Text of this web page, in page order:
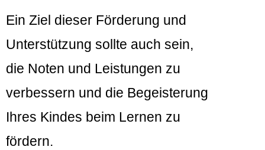
Ein Ziel dieser Förderung und
Unterstützung sollte auch sein,
die Noten und Leistungen zu
verbessern und die Begeisterung
Ihres Kindes beim Lernen zu
fördern.